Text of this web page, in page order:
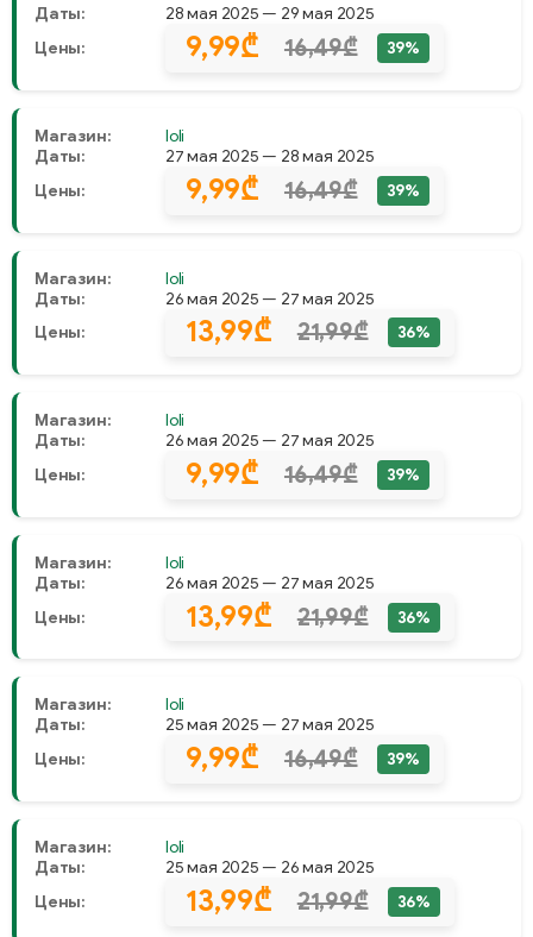
Даты:
28 мая 2025 — 29 мая 2025
Цены:
9,99₾ 16,49₾ 39%
Магазин:
Ioli
Даты:
27 мая 2025 — 28 мая 2025
Цены:
9,99₾ 16,49₾ 39%
Магазин:
Ioli
Даты:
26 мая 2025 — 27 мая 2025
Цены:
13,99₾ 21,99₾ 36%
Магазин:
Ioli
Даты:
26 мая 2025 — 27 мая 2025
Цены:
9,99₾ 16,49₾ 39%
Магазин:
Ioli
Даты:
26 мая 2025 — 27 мая 2025
Цены:
13,99₾ 21,99₾ 36%
Магазин:
Ioli
Даты:
25 мая 2025 — 27 мая 2025
Цены:
9,99₾ 16,49₾ 39%
Магазин:
Ioli
Даты:
25 мая 2025 — 26 мая 2025
Цены:
13,99₾ 21,99₾ 36%